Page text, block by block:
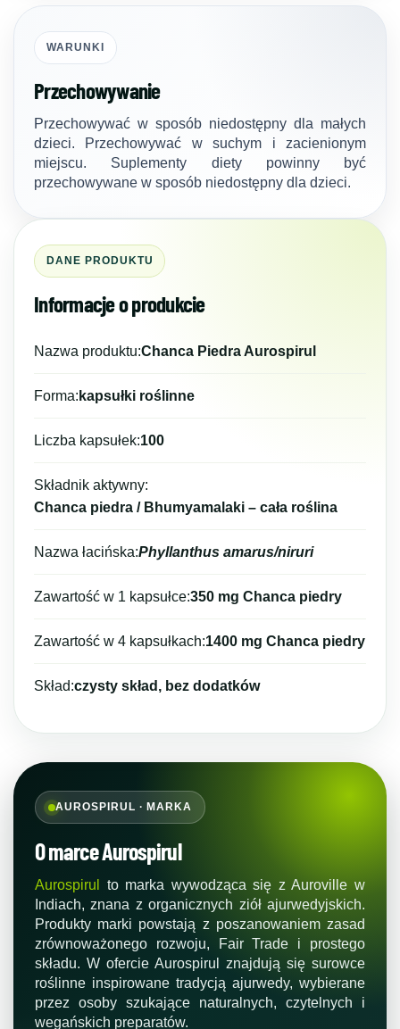
WARUNKI
Przechowywanie
Przechowywać w sposób niedostępny dla małych
dzieci. Przechowywać w suchym i zacienionym
miejscu. Suplementy diety powinny być
przechowywane w sposób niedostępny dla dzieci.
DANE PRODUKTU
Informacje o produkcie
Nazwa produktu:Chanca Piedra Aurospirul
Forma: kapsułki roślinne
Liczba kapsułek:100
Składnik aktywny:
Chanca piedra / Bhumyamalaki – cała roślina
Nazwa łacińska:Phyllanthus amarus/niruri
Zawartość w 1 kapsułce:350 mg Chanca piedry
Zawartość w 4 kapsułkach:1400 mg Chanca piedry
Skład:czysty skład, bez dodatków
AUROSPIRUL · MARKA
O marce Aurospirul
Aurospirul
to marka wywodząca się z Auroville w
Indiach, znana z organicznych ziół ajurwedyjskich.
Produkty marki powstają z poszanowaniem zasad
zrównoważonego rozwoju, Fair Trade i prostego
składu. W ofercie Aurospirul znajdują się surowce
roślinne inspirowane tradycją ajurwedy, wybierane
przez osoby szukające naturalnych, czytelnych i
wegańskich preparatów.